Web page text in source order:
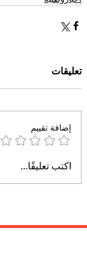
تعليقات
إضافة تقييم
اكتب تعليقًا...